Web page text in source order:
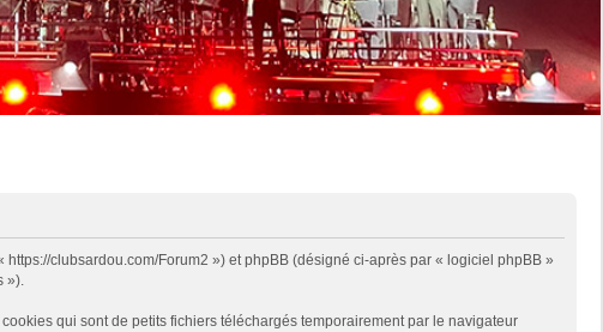
clubsardou.com/Forum2 ») et phpBB (désigné ci-après par « logiciel phpBB »
»).
qui sont de petits fichiers téléchargés temporairement par le navigateur